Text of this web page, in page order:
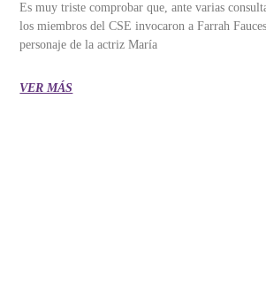
Es muy triste comprobar que, ante varias
los miembros del CSE invocaron a Farrah
personaje de la actriz María
VER MÁS